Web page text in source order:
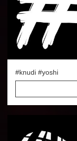
#knudi #yoshi